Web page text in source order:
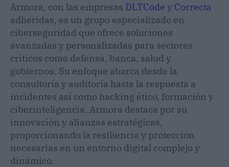
Armora, con las empresas DLTCode y Correcta
adheridas, es un grupo especializado en
ciberseguridad que ofrece soluciones
avanzadas y personalizadas para sectores
críticos como defensa, banca, salud y
gobiernos. Su enfoque abarca desde la
consultoría y auditoría hasta la respuesta a
incidentes así como hacking ético, formación y
ciberinteligencia. Armora destaca por su
innovación y alianzas estratégicas,
proporcionando la resiliencia y protección
necesarias en un entorno digital complejo y
dinámico.